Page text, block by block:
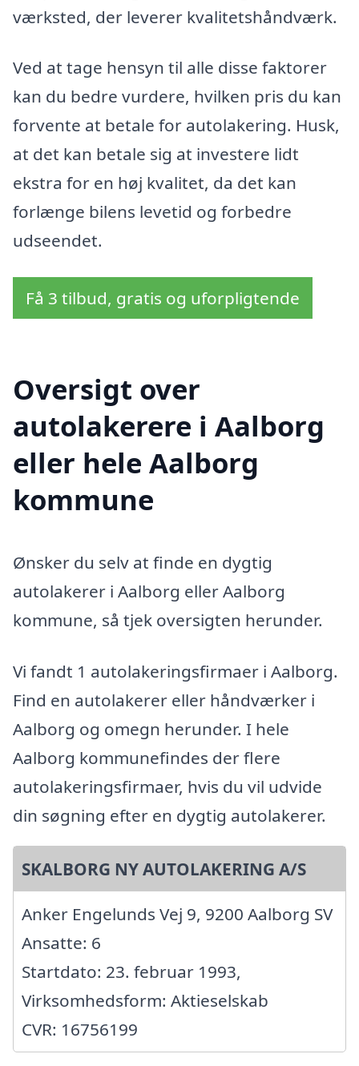
værksted, der leverer kvalitetshåndværk.
Ved at tage hensyn til alle disse faktorer
kan du bedre vurdere, hvilken pris du kan
forvente at betale for autolakering. Husk,
at det kan betale sig at investere lidt
ekstra for en høj kvalitet, da det kan
forlænge bilens levetid og forbedre
udseendet.
Få 3 tilbud, gratis og uforpligtende
Oversigt over
autolakerere i Aalborg
eller hele Aalborg
kommune
Ønsker du selv at finde en dygtig
autolakerer i Aalborg eller Aalborg
kommune, så tjek oversigten herunder.
Vi fandt 1 autolakeringsfirmaer i Aalborg.
Find en autolakerer eller håndværker i
Aalborg og omegn herunder. I hele
Aalborg kommunefindes der flere
autolakeringsfirmaer, hvis du vil udvide
din søgning efter en dygtig autolakerer.
SKALBORG NY AUTOLAKERING A/S
Anker Engelunds Vej 9, 9200 Aalborg SV
Ansatte: 6
Startdato: 23. februar 1993,
Virksomhedsform: Aktieselskab
CVR: 16756199